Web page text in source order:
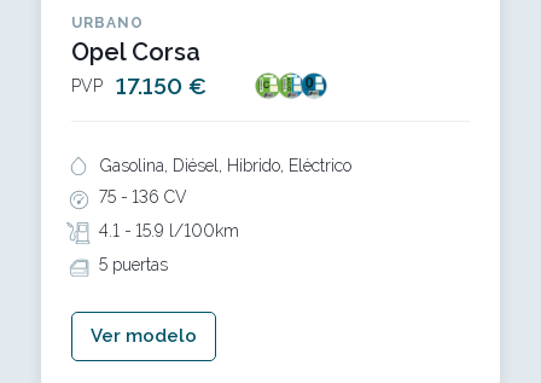
URBANO
Opel Corsa
PVP 17.150 €
Gasolina, Diésel, Híbrido, Eléctrico
75 - 136 CV
4.1 - 15.9 l/100km
5 puertas
Ver modelo